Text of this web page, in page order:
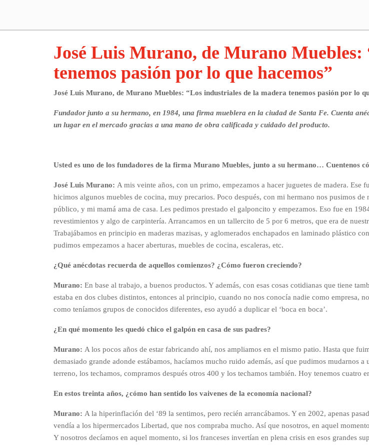
José Luis Murano, de Murano
tenemos pasión por lo que hacemos”
José Luis Murano, de Murano Muebles: “Los industriales de la madera tenemos pasión por lo
Fundador junto a su hermano, en 1984, una firma mueblera en la ciudad de Santa Fe. Cuenta
un lugar en el mercado gracias a una mano de obra calificada y cuidado del producto.
Usted es uno de los fundadores de la firma Murano Muebles, junto a su hermano… Cuentenos
José Luis Murano: A mis veinte años, con un primo, empezamos a hacer juguetes de madera.
hicimos algunos muebles de cocina, muy precarios. Poco después, con mi hermano nos pusimos
público, y mi mamá ama de casa. Les pedimos prestado el galponcito y empezamos. Eso fue en
revestimientos y algo de carpintería. Arrancamos en un tallercito de 5 por 6 metros, que era de
Trabajábamos en principio en maderas mazisas, y aglomerados enchapados en laminado plástico
pudimos empezamos a hacer aberturas, muebles de cocina, escaleras, etc.
¿Qué anécdotas recuerda de aquellos comienzos? ¿Cómo fueron creciendo?
Murano: En base al trabajo, a buenos productos. Y además, con esas cosas cotidianas que tiene
estaba en dos clubes distintos, entonces al principio, cuando no nos conocía nadie como empresa,
como teníamos grupos de conocidos diferentes, eso ayudó a duplicar el ‘boca en boca’.
¿En qué momento les quedó chico el galpón en casa de sus padres?
Murano: A los pocos años de estar fabricando ahí, nos ampliamos en el mismo patio. Hasta que
demasiado grande adonde estábamos, hacíamos mucho ruido además, así que pudimos mudarnos
terreno, los techamos, compramos después otros 400 y los techamos también. Hoy tenemos cuatro
En estos treinta años, ¿cómo han sentido los vaivenes de la economía nacional?
Murano: A la hiperinflación del ‘89 la sentimos, pero recién arrancábamos. Y en 2002, apenas
vendía a los hipermercados Libertad, que nos compraba mucho. Así que nosotros, en aquel
Y nosotros decíamos en aquel momento, si los franceses invertían en plena crisis en esos grandes